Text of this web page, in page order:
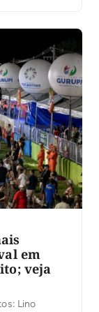
em
veja
Lino